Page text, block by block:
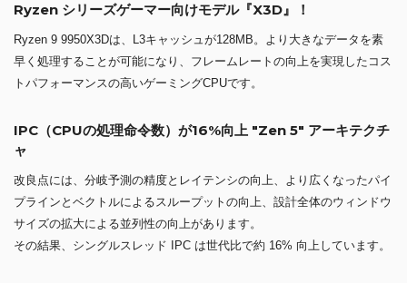
Ryzen シリーズゲーマー向けモデル『X3D』！
Ryzen 9 9950X3Dは、L3キャッシュが128MB。より大きなデータを素
早く処理することが可能になり、フレームレートの向上を実現したコス
トパフォーマンスの高いゲーミングCPUです。
IPC（CPUの処理命令数）が16%向上 "Zen 5" アーキテクチ
ャ
改良点には、分岐予測の精度とレイテンシの向上、より広くなったパイ
プラインとベクトルによるスループットの向上、設計全体のウィンドウ
サイズの拡大による並列性の向上があります。
その結果、シングルスレッド IPC は世代比で約 16% 向上しています。